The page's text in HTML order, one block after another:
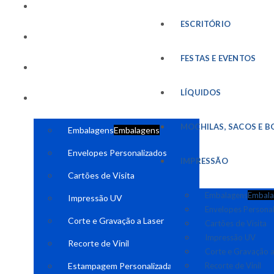
EmbalagensEmbalagens
Envelopes Personalizados
Cartões de Visita
Impressão UV
Corte e Gravação a Laser
Recorte de Vinil
Estampagem Personalizada
ESCRITÓRIO
FESTAS E EVENTOS
LÍQUIDOS
MOCHILAS, SACOS E
IMPRESSÃO
Embalagens
Envelopes
Cartões de Visita
Impressão UV
Corte e Gravação
Recorte de Vinil